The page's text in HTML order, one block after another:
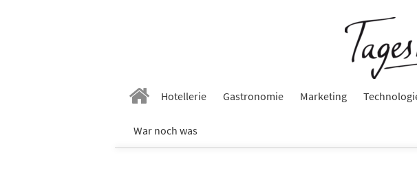
Hotellerie Gastronomie Marketing
War noch was